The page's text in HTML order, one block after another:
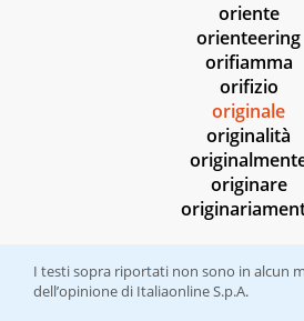
oriente
orienteering
orifiamma
orifizio
originale
originalità
originare
I testi sopra riportati non sono in alcun
dell’opinione di Italiaonline S.p.A.